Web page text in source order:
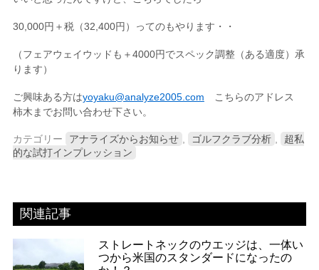
30,000円＋税（32,400円）ってのもやります・・
（フェアウェイウッドも＋4000円でスペック調整（ある適度）承
ります）
ご興味ある方はyoyaku@analyze2005.com こちらのアドレス
柿木までお問い合わせ下さい。
カテゴリー アナライズからお知らせ ゴルフクラブ分析
超私
的な試打インプレッション
関連記事
ストレートネックのウエッジは、一体い
つから米国のスタンダードになったの